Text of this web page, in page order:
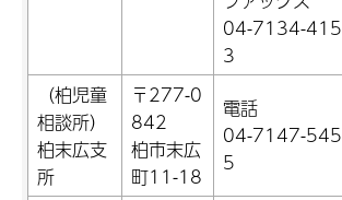
04-7134-415
3
（柏児童
相談所）
柏末広支
所
〒277-0
842
柏市末広
町11-18
電話
04-7147-545
5